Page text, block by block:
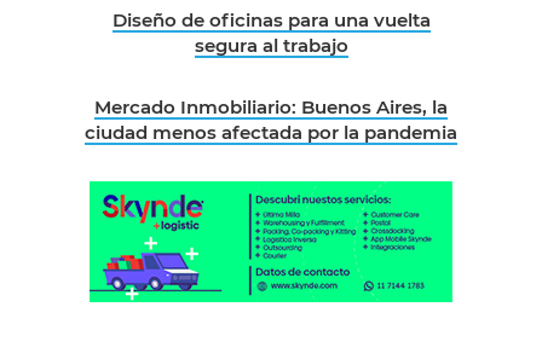
Diseño de oficinas para una vuelta
segura al trabajo
Mercado Inmobiliario: Buenos Aires, la
ciudad menos afectada por la pandemia